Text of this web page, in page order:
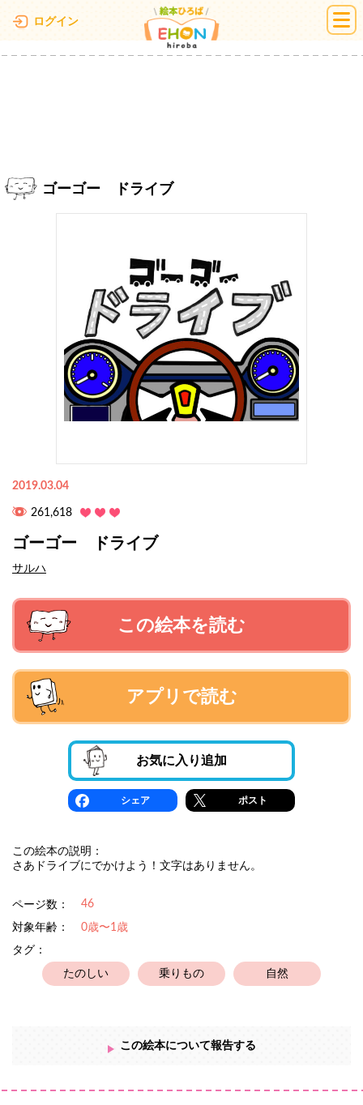
ログイン 絵本ひろば
ゴーゴー ドライブ
2019.03.04
261,618
ゴーゴー ドライブ
サルハ
この絵本を読む
アプリで読む
お気に入り追加
シェア ポスト
この絵本の説明：
さあドライブにでかけよう！文字はありません。
ページ数： 46
対象年齢：
0歳〜1歳
タグ：
たのしい 乗りもの 自然
この絵本について報告する